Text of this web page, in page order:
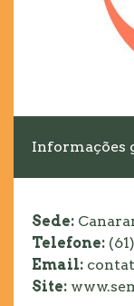
Informações
Sede:
Telefone:
Email:
Site: